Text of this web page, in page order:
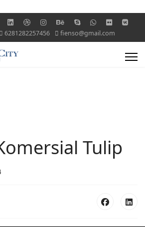
6281282257456 fienso@gmail.com
Tulip